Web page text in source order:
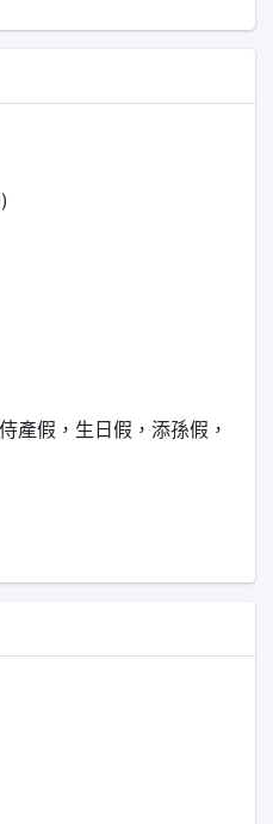
產假，生日假，添孫假，